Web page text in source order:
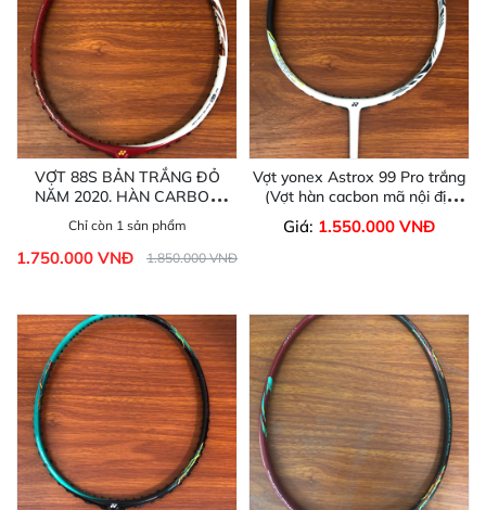
VỢT 88S BẢN TRẮNG ĐỎ
NĂM 2020. HÀN CARBON
CÔNG NGHỆ CAO
Chỉ còn 1 sản phẩm
1.750.000 VNĐ 1.850.000 VNĐ
Vợt yonex Astrox 99 Pro trắng
(Vợt hàn cacbon mã nội địa
Giá: 1.550.000 VNĐ